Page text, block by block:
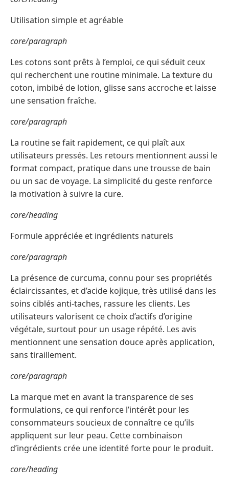
Utilisation simple et agréable
core/paragraph
Les cotons sont prêts à l’emploi, ce qui séduit ceux
qui recherchent une routine minimale. La texture du
coton, imbibé de lotion, glisse sans accroche et laisse
une sensation fraîche.
core/paragraph
La routine se fait rapidement, ce qui plaît aux
utilisateurs pressés. Les retours mentionnent aussi le
format compact, pratique dans une trousse de bain
ou un sac de voyage. La simplicité du geste renforce
la motivation à suivre la cure.
core/heading
Formule appréciée et ingrédients naturels
core/paragraph
La présence de curcuma, connu pour ses propriétés
éclaircissantes, et d’acide kojique, très utilisé dans les
soins ciblés anti-taches, rassure les clients. Les
utilisateurs valorisent ce choix d’actifs d’origine
végétale, surtout pour un usage répété. Les avis
mentionnent une sensation douce après application,
sans tiraillement.
core/paragraph
La marque met en avant la transparence de ses
formulations, ce qui renforce l’intérêt pour les
consommateurs soucieux de connaître ce qu’ils
appliquent sur leur peau. Cette combinaison
d’ingrédients crée une identité forte pour le produit.
core/heading